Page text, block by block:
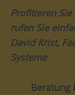
Profitieren
rufen Sie
David Krist,
Systeme
Beratung